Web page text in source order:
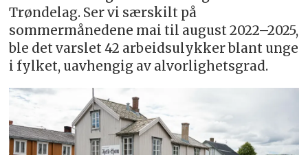
Trøndelag. Ser vi særskilt på
sommermånedene mai til august 2022–2025,
ble det varslet 42 arbeidsulykker blant unge
i fylket, uavhengig av alvorlighetsgrad.